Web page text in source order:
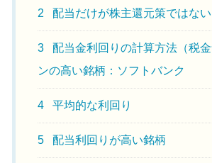
2 配当だけが株主還元策ではない
3
配当金利回りの計算方法（税
ンの高い銘柄：ソフトバンク
4 平均的な利回り
5 配当利回りが高い銘柄